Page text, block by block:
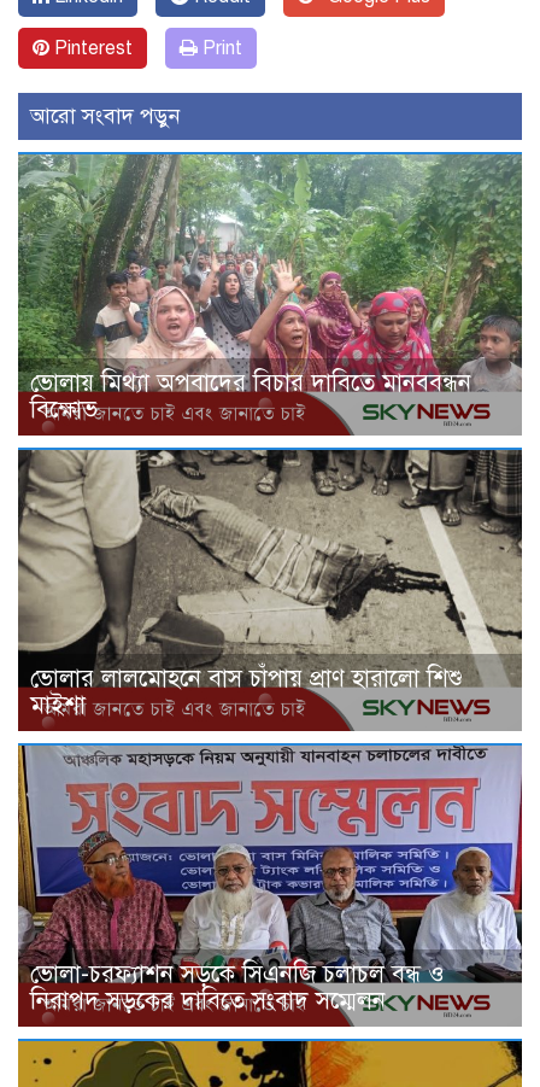
Pinterest Print
আরো সংবাদ পড়ুন
ভোলায় মিথ্যা অপবাদের বিচার দাবিতে মানববন্ধন
বিক্ষোভ
ভোলার লালমোহনে বাস চাঁপায় প্রাণ হারালো শিশু
মাইশা
ভোলা-চরফ্যাশন সড়কে সিএনজি চলাচল বন্ধ ও
নিরাপদ সড়কের দাবিতে সংবাদ সম্মেলন